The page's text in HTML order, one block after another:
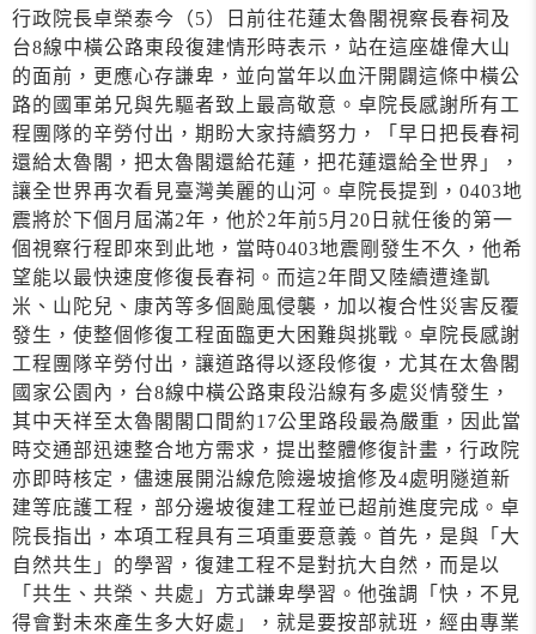
行政院長卓榮泰今（5）日前往花蓮太魯閣視察長春祠及
台8線中橫公路東段復建情形時表示，站在這座雄偉大山
的面前，更應心存謙卑，並向當年以血汗開闢這條中橫公
路的國軍弟兄與先驅者致上最高敬意。卓院長感謝所有工
程團隊的辛勞付出，期盼大家持續努力，「早日把長春祠
還給太魯閣，把太魯閣還給花蓮，把花蓮還給全世界」，
讓全世界再次看見臺灣美麗的山河。卓院長提到，0403地
震將於下個月屆滿2年，他於2年前5月20日就任後的第一
個視察行程即來到此地，當時0403地震剛發生不久，他希
望能以最快速度修復長春祠。而這2年間又陸續遭逢凱
米、山陀兒、康芮等多個颱風侵襲，加以複合性災害反覆
發生，使整個修復工程面臨更大困難與挑戰。卓院長感謝
工程團隊辛勞付出，讓道路得以逐段修復，尤其在太魯閣
國家公園內，台8線中橫公路東段沿線有多處災情發生，
其中天祥至太魯閣閣口間約17公里路段最為嚴重，因此當
時交通部迅速整合地方需求，提出整體修復計畫，行政院
亦即時核定，儘速展開沿線危險邊坡搶修及4處明隧道新
建等庇護工程，部分邊坡復建工程並已超前進度完成。卓
院長指出，本項工程具有三項重要意義。首先，是與「大
自然共生」的學習，復建工程不是對抗大自然，而是以
「共生、共榮、共處」方式謙卑學習。他強調「快，不見
得會對未來產生多大好處」，就是要按部就班，經由專業